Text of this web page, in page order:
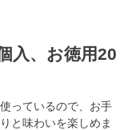
入、お徳用20
っているので、お手
と味わいを楽しめま